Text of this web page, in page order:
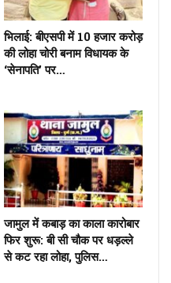
भिलाई: बीएसपी में 10 हजार करोड़
की लोहा चोरी बनाम विधायक के
‘सेनापति’ पर…
जामुल में कबाड़ का काला कारोबार
फिर शुरू: बी सी चौक पर धड़ल्ले
से कट रहा लोहा, पुलिस…